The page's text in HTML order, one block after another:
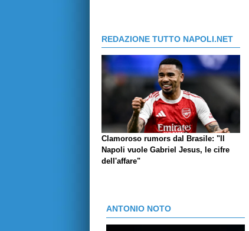
REDAZIONE TUTTO NAPOLI.NET
Clamoroso rumors dal Brasile: "Il
Napoli vuole Gabriel Jesus, le cifre
dell'affare"
ANTONIO NOTO